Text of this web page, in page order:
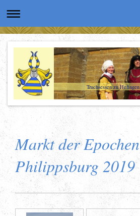
Truchsessen zu Hefingen
Markt der Epochen
Philippsburg 2019